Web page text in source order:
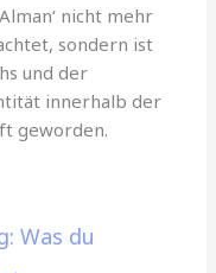
nicht mehr
sondern ist
und der
innerhalb der
geworden.
Was du